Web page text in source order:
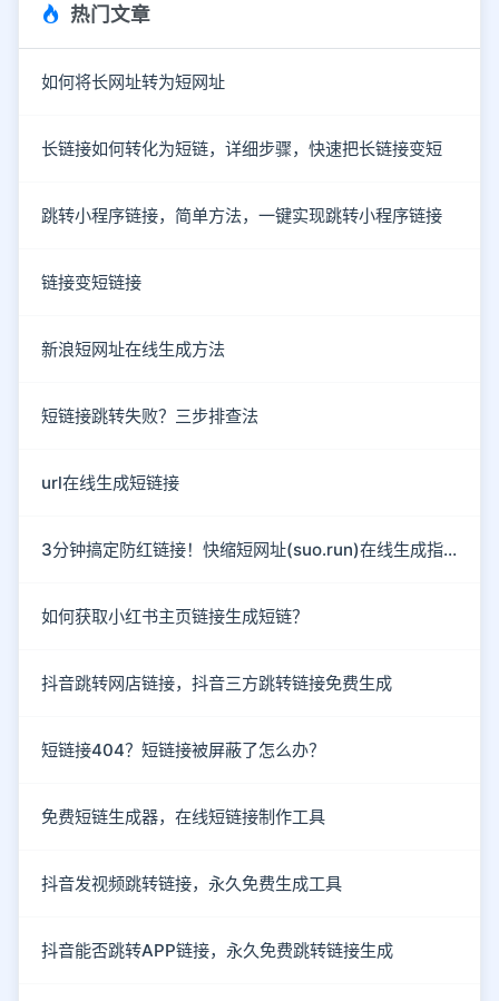
热门文章
如何将长网址转为短网址
长链接如何转化为短链，详细步骤，快速把长链接变短
跳转小程序链接，简单方法，一键实现跳转小程序链接
链接变短链接
新浪短网址在线生成方法
短链接跳转失败？三步排查法
url在线生成短链接
3分钟搞定防红链接！快缩短网址(suo.run)在线生成指南
如何获取小红书主页链接生成短链？
抖音跳转网店链接，抖音三方跳转链接免费生成
短链接404？短链接被屏蔽了怎么办？
免费短链生成器，在线短链接制作工具
抖音发视频跳转链接，永久免费生成工具
抖音能否跳转APP链接，永久免费跳转链接生成